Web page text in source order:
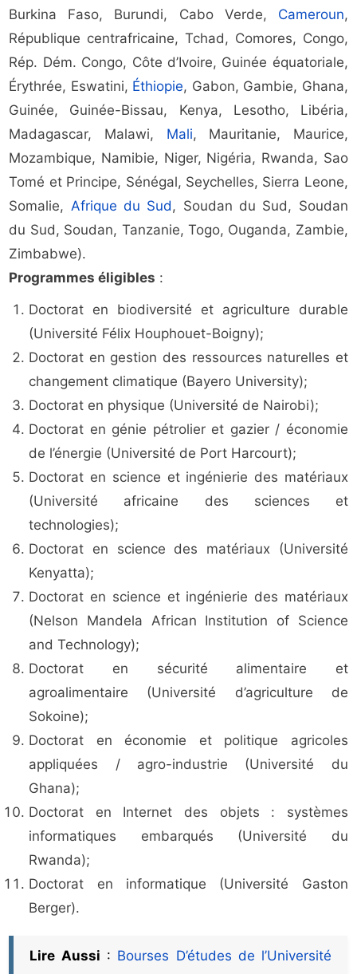
Burkina Faso, Burundi, Cabo Verde, Cameroun,
République centrafricaine, Tchad, Comores, Congo,
Rép. Dém. Congo, Côte d’Ivoire, Guinée équatoriale,
Érythrée, Eswatini, Éthiopie, Gabon, Gambie, Ghana,
Guinée, Guinée-Bissau, Kenya, Lesotho, Libéria,
Madagascar, Malawi, Mali, Mauritanie, Maurice,
Mozambique, Namibie, Niger, Nigéria, Rwanda, Sao
Tomé et Principe, Sénégal, Seychelles, Sierra Leone,
Somalie, Afrique du Sud, Soudan du Sud, Soudan
du Sud, Soudan, Tanzanie, Togo, Ouganda, Zambie,
Zimbabwe).
Programmes éligibles :
Doctorat en biodiversité et agriculture durable
(Université Félix Houphouet-Boigny);
Doctorat en gestion des ressources naturelles et
changement climatique (Bayero University);
Doctorat en physique (Université de Nairobi);
Doctorat en génie pétrolier et gazier / économie
de l’énergie (Université de Port Harcourt);
Doctorat en science et ingénierie des matériaux
(Université africaine des sciences et
technologies);
Doctorat en science des matériaux (Université
Kenyatta);
Doctorat en science et ingénierie des matériaux
(Nelson Mandela African Institution of Science
and Technology);
Doctorat en sécurité alimentaire et
agroalimentaire (Université d’agriculture de
Sokoine);
Doctorat en économie et politique agricoles
appliquées / agro-industrie (Université du
Ghana);
Doctorat en Internet des objets : systèmes
informatiques embarqués (Université du
Rwanda);
Doctorat en informatique (Université Gaston
Berger).
Lire Aussi : Bourses D’études de l’Université